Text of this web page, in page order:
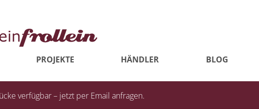
PROJEKTE HÄNDLER BLOG
verfügbar – jetzt per Email anfragen.